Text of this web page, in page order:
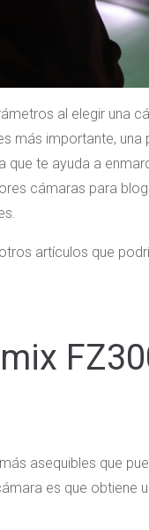
al elegir una
más importante,
que te ayuda a
cámaras para
artículos que
asequibles que
es que obtiene